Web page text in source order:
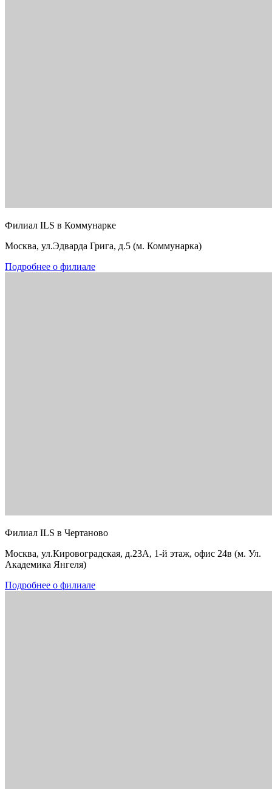
Филиал ILS в Коммунарке
Москва, ул.Эдварда Грига, д.5 (м. Коммунарка)
Подробнее о филиале
Филиал ILS в Чертаново
Москва, ул.Кировоградская, д.23А, 1-й этаж, офис 24в (м. Ул.
Академика Янгеля)
Подробнее о филиале